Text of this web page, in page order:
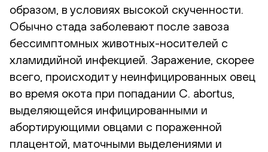
образом, в условиях высокой скученности.
Обычно стада заболевают после завоза
бессимптомных животных-носителей с
хламидийной инфекцией. Заражение, скорее
всего, происходит у неинфицированных овец
во время окота при попадании C. abortus,
выделяющейся инфицированными и
абортирующими овцами с пораженной
плацентой, маточными выделениями и